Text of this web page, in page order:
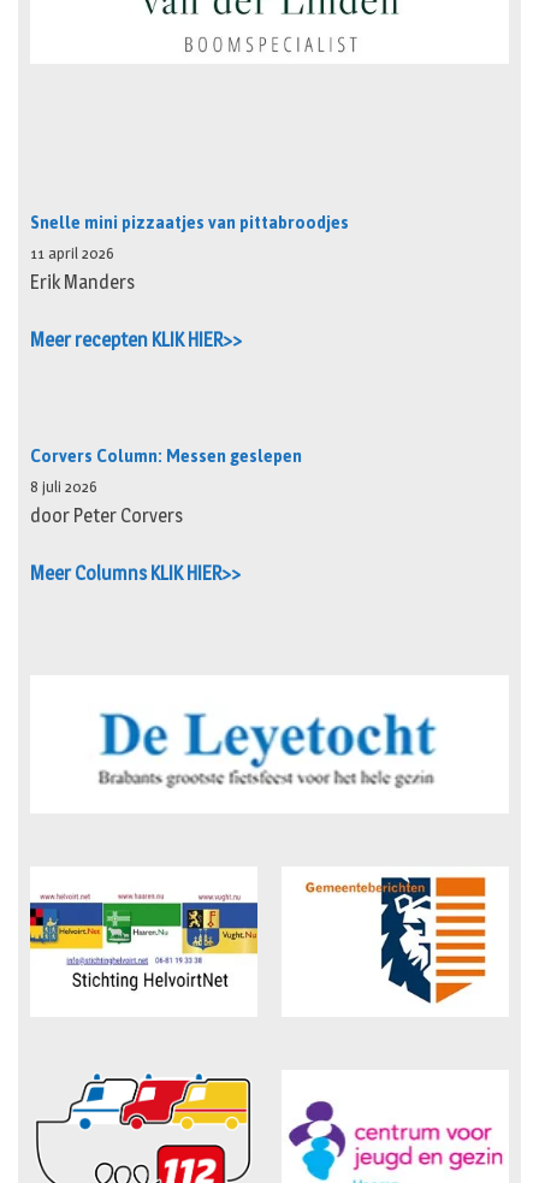
Snelle mini pizzaatjes van pittabroodjes
11 april 2026
Erik Manders
Meer recepten KLIK HIER>>
Corvers Column: Messen geslepen
8 juli 2026
door Peter Corvers
Meer Columns KLIK HIER>>